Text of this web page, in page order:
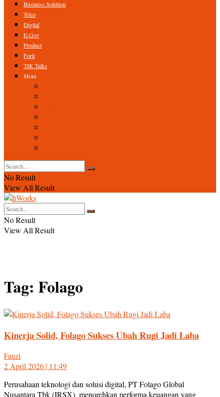
Business Solution
Telco
Digital
E-Gov
Product
Forti
TIK Talks
More
No Result
View All Result
No Result
View All Result
Tag: Folago
Kinerja Solid, Folago Sukses Ubah Rugi Jadi Laba
Fauzi
2 April 2026 | 11:49
Perusahaan teknologi dan solusi digital, PT Folago Global
Nusantara Tbk (IRSX), menorehkan performa keuangan yang